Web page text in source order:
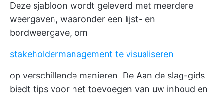
Deze sjabloon wordt geleverd met meerdere
weergaven, waaronder een lijst- en
bordweergave, om
stakeholdermanagement te visualiseren
op verschillende manieren. De Aan de slag-gids
biedt tips voor het toevoegen van uw inhoud en